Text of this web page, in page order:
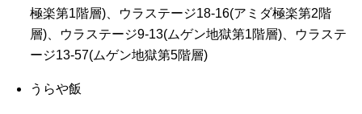
極楽第1階層)、ウラステージ18-16(アミダ極楽第2階
層)、ウラステージ9-13(ムゲン地獄第1階層)、ウラステ
ージ13-57(ムゲン地獄第5階層)
うらや飯